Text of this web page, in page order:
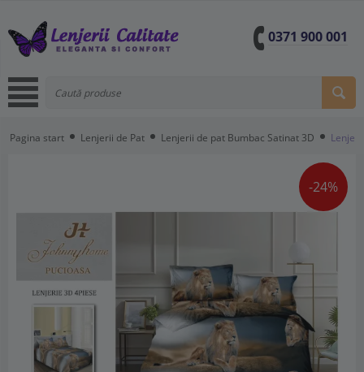
0371 900 001
Pagina start Lenjerii de Pat Lenjerii de pat Bumbac Satinat 3D
-24%